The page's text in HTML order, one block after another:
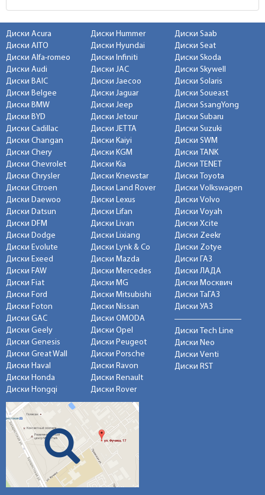
Диски Acura
Диски AITO
Диски Alfa-romeo
Диски Audi
Диски BAIC
Диски Belgee
Диски BMW
Диски BYD
Диски Cadillac
Диски Changan
Диски Chery
Диски Chevrolet
Диски Chrysler
Диски Citroen
Диски Daewoo
Диски Datsun
Диски DFM
Диски Dodge
Диски Evolute
Диски Exeed
Диски FAW
Диски Fiat
Диски Ford
Диски Foton
Диски GAC
Диски Geely
Диски Genesis
Диски Great Wall
Диски Haval
Диски Honda
Диски Hongqi
Диски Hummer
Диски Hyundai
Диски Infiniti
Диски JAC
Диски Jaecoo
Диски Jaguar
Диски Jeep
Диски Jetour
Диски JETTA
Диски Kaiyi
Диски KGM
Диски Kia
Диски Knewstar
Диски Land Rover
Диски Lexus
Диски Lifan
Диски Livan
Диски Lixiang
Диски Lynk & Co
Диски Mazda
Диски Mercedes
Диски MG
Диски Mitsubishi
Диски Nissan
Диски OMODA
Диски Opel
Диски Peugeot
Диски Porsche
Диски Ravon
Диски Renault
Диски Rover
Диски Saab
Диски Seat
Диски Skoda
Диски Skywell
Диски Solaris
Диски Soueast
Диски SsangYong
Диски Subaru
Диски Suzuki
Диски SWM
Диски TANK
Диски TENET
Диски Toyota
Диски Volkswagen
Диски Volvo
Диски Voyah
Диски Xcite
Диски Zeekr
Диски Zotye
Диски ГАЗ
Диски ЛАДА
Диски Москвич
Диски ТаГАЗ
Диски УАЗ
Диски Tech Line
Диски Neo
Диски Venti
Диски RST